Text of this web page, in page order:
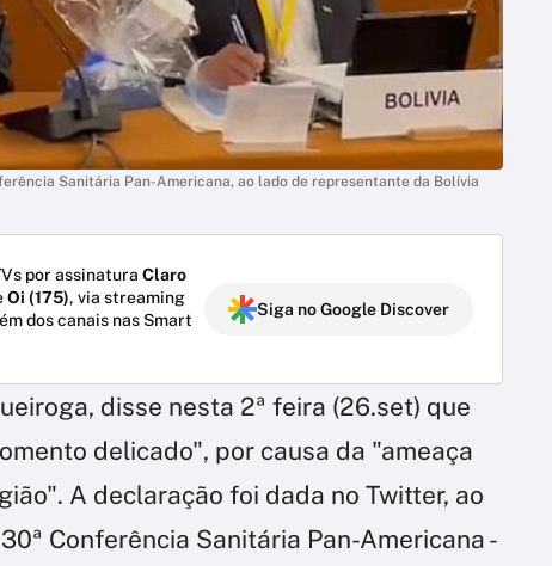
Sanitária Pan-Americana, ao lado de representante da Bolívia
por assinatura Claro
Oi (175), via streaming
dos canais nas Smart
Siga no Google Discover
disse nesta 2ª feira (26.set) que
delicado", por causa da "ameaça
A declaração foi dada no Twitter, ao
Conferência Sanitária Pan-Americana -